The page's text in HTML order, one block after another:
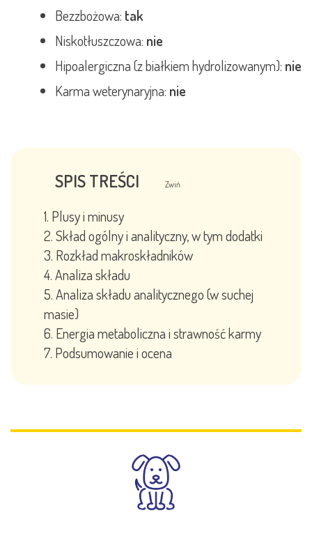
Bezzbożowa: tak
Niskotłuszczowa: nie
Hipoalergiczna (z białkiem hydrolizowanym): nie
Karma weterynaryjna: nie
SPIS TREŚCI Zwiń
Plusy i minusy
Skład ogólny i analityczny, w tym dodatki
Rozkład makroskładników
Analiza składu
Analiza składu analitycznego (w suchej
masie)
Energia metaboliczna i strawność karmy
Podsumowanie i ocena